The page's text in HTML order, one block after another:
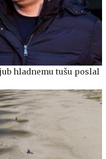
hladnemu tušu poslal